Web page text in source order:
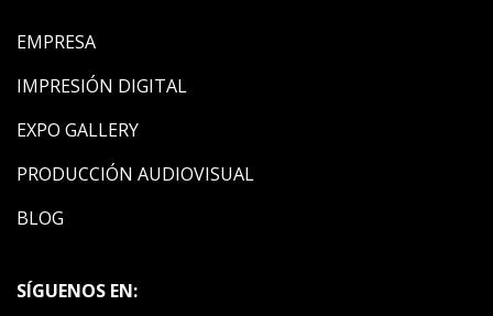
EMPRESA
IMPRESIÓN DIGITAL
EXPO GALLERY
PRODUCCIÓN AUDIOVISUAL
BLOG
SÍGUENOS EN: